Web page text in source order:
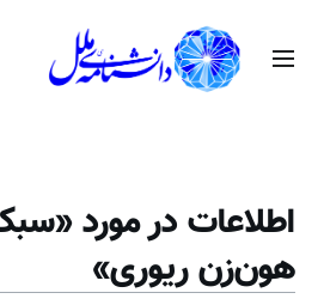
محتوامنوی اصلی
اطلاعات در مورد
هون‌زن ‌ریوری»